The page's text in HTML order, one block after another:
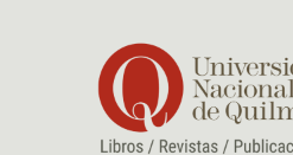
contenido